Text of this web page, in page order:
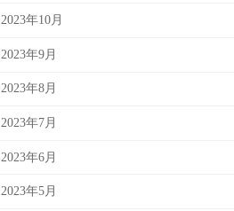
2023年10月
2023年9月
2023年8月
2023年7月
2023年6月
2023年5月